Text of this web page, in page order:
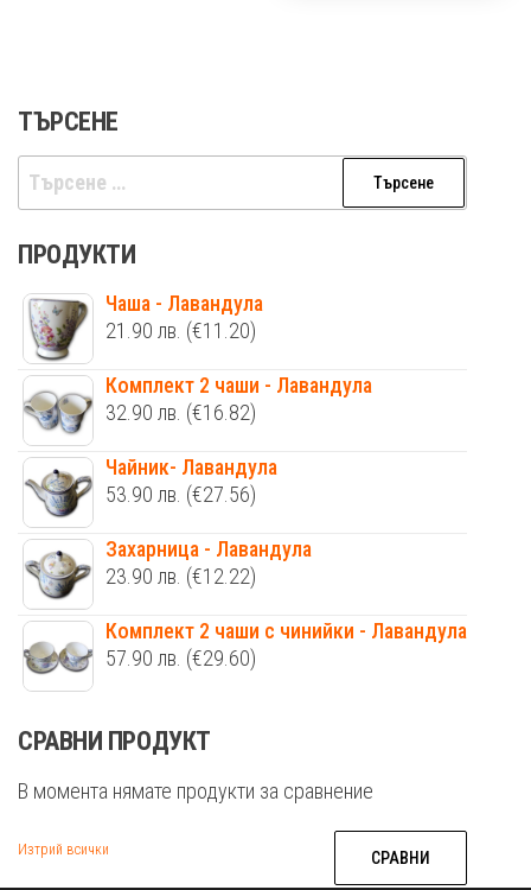
ТЪРСЕНЕ
Търсене
за:
ПРОДУКТИ
Чаша - Лавандула
21.90 лв. (€11.20)
Комплект 2 чаши - Лавандула
32.90 лв. (€16.82)
Чайник- Лавандула
53.90 лв. (€27.56)
Захарница - Лавандула
23.90 лв. (€12.22)
Комплект 2 чаши с чинийки - Лавандула
57.90 лв. (€29.60)
СРАВНИ ПРОДУКТ
В момента нямате продукти за сравнение
Изтрий всички СРАВНИ